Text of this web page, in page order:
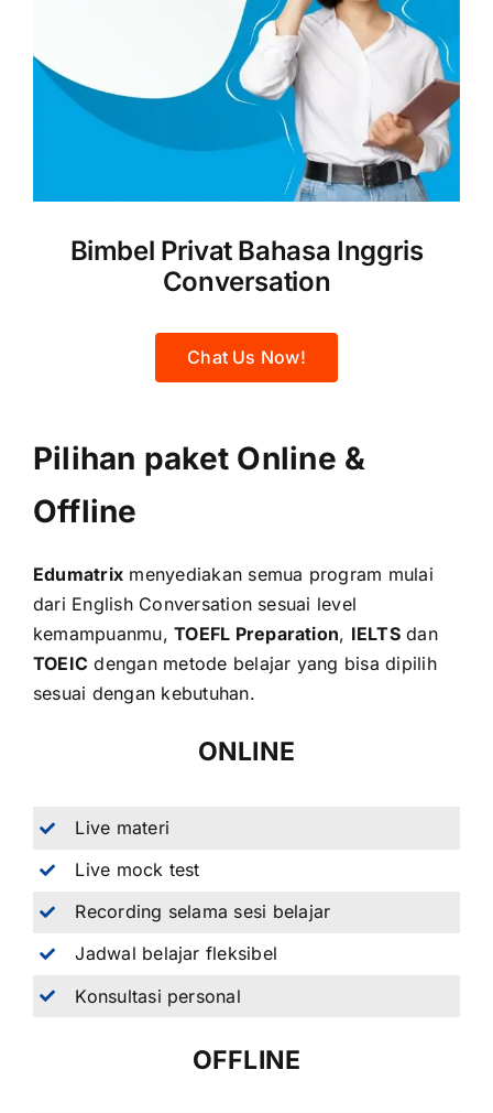
Bimbel Privat Bahasa Inggris
Conversation
Chat Us Now!
Pilihan paket Online &
Offline
Edumatrix menyediakan semua program mulai
dari English Conversation sesuai level
kemampuanmu,TOEFL Preparation, IELTSdan
TOEIC dengan metode belajar yang bisa dipilih
sesuai dengan kebutuhan.
ONLINE
Live materi
Live mock test
Recording selama sesi belajar
Jadwal belajar fleksibel
Konsultasi personal
OFFLINE